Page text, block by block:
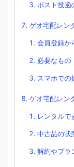
ポスト投函
ゲオ宅配レン
会員登録か
必要なもの
スマホでの
ゲオ宅配レン
レンタルで
中古品の状
解約やプラ